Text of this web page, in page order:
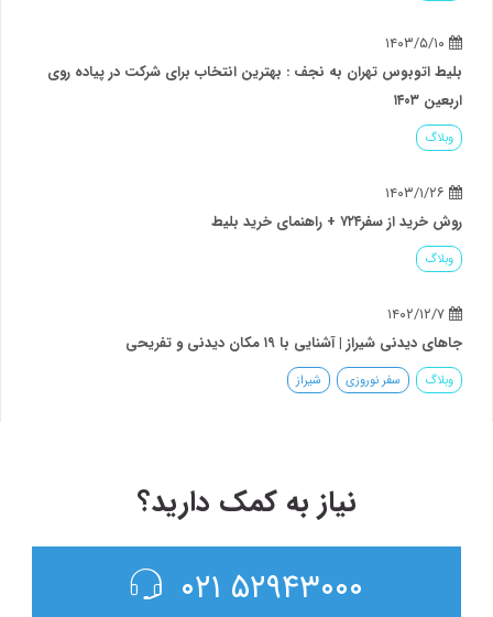
بلیط اتوبوس تهران به نجف : بهترین انتخاب برای شرکت در پیاده روی
اربعین ۱۴۰۳
وبلاگ
روش خرید از سفر۷۲۴ + راهنمای خرید بلیط
وبلاگ
جاهای دیدنی شیراز | آشنایی با ۱۹ مکان دیدنی و تفریحی
وبلاگ سفر نوروزی شیراز
نیاز به کمک دارید؟
۵۲۹۴۳۰۰۰ ۰۲۱